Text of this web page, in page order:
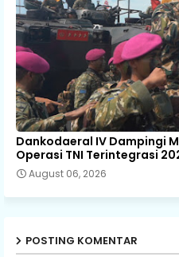
Dankodaeral IV Dampingi
Operasi TNI Terintegrasi
August 06, 2026
POSTING KOMENTAR